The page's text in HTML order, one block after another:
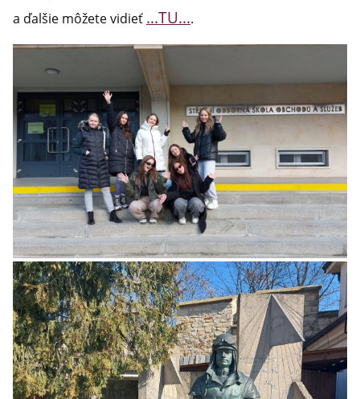
a ďalšie môžete vidieť ...TU....